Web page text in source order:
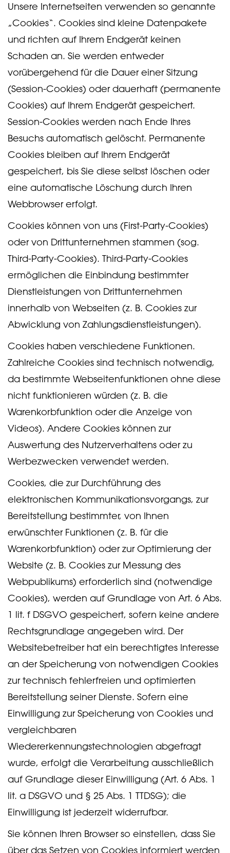
Unsere Internetseiten verwenden so genannte
„Cookies“. Cookies sind kleine Datenpakete
und richten auf Ihrem Endgerät keinen
Schaden an. Sie werden entweder
vorübergehend für die Dauer einer Sitzung
(Session-Cookies) oder dauerhaft (permanente
Cookies) auf Ihrem Endgerät gespeichert.
Session-Cookies werden nach Ende Ihres
Besuchs automatisch gelöscht. Permanente
Cookies bleiben auf Ihrem Endgerät
gespeichert, bis Sie diese selbst löschen oder
eine automatische Löschung durch Ihren
Webbrowser erfolgt.
Cookies können von uns (First-Party-Cookies)
oder von Drittunternehmen stammen (sog.
Third-Party-Cookies). Third-Party-Cookies
ermöglichen die Einbindung bestimmter
Dienstleistungen von Drittunternehmen
innerhalb von Webseiten (z. B. Cookies zur
Abwicklung von Zahlungsdienstleistungen).
Cookies haben verschiedene Funktionen.
Zahlreiche Cookies sind technisch notwendig,
da bestimmte Webseitenfunktionen ohne diese
nicht funktionieren würden (z. B. die
Warenkorbfunktion oder die Anzeige von
Videos). Andere Cookies können zur
Auswertung des Nutzerverhaltens oder zu
Werbezwecken verwendet werden.
Cookies, die zur Durchführung des
elektronischen Kommunikationsvorgangs, zur
Bereitstellung bestimmter, von Ihnen
erwünschter Funktionen (z. B. für die
Warenkorbfunktion) oder zur Optimierung der
Website (z. B. Cookies zur Messung des
Webpublikums) erforderlich sind (notwendige
Cookies), werden auf Grundlage von Art. 6 Abs.
1 lit. f DSGVO gespeichert, sofern keine andere
Rechtsgrundlage angegeben wird. Der
Websitebetreiber hat ein berechtigtes Interesse
an der Speicherung von notwendigen Cookies
zur technisch fehlerfreien und optimierten
Bereitstellung seiner Dienste. Sofern eine
Einwilligung zur Speicherung von Cookies und
vergleichbaren
Wiedererkennungstechnologien abgefragt
wurde, erfolgt die Verarbeitung ausschließlich
auf Grundlage dieser Einwilligung (Art. 6 Abs. 1
lit. a DSGVO und § 25 Abs. 1 TTDSG); die
Einwilligung ist jederzeit widerrufbar.
Sie können Ihren Browser so einstellen, dass Sie
über das Setzen von Cookies informiert werden